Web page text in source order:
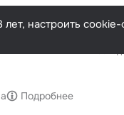
настроить
Подробнее